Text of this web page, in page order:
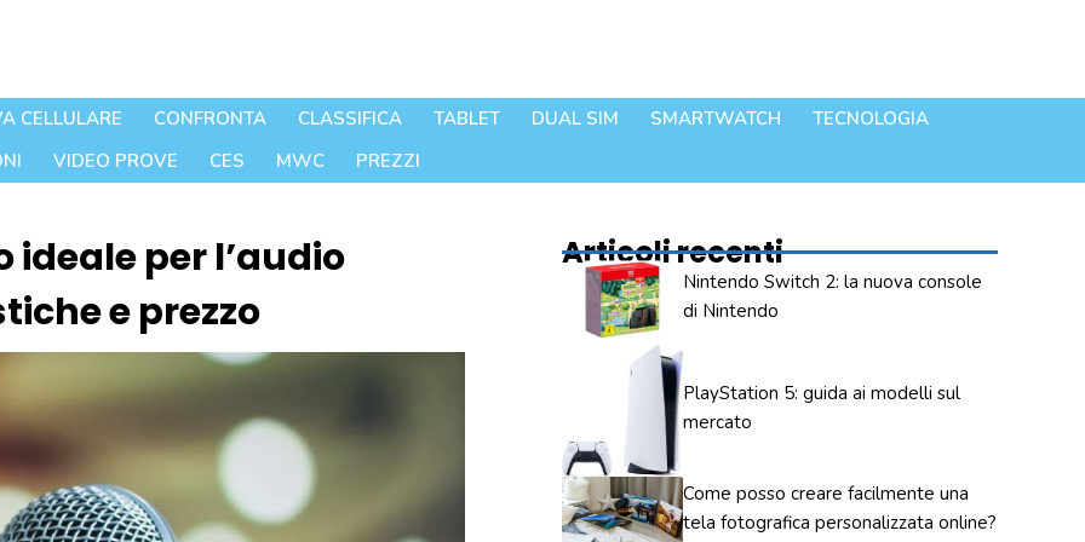
CELLULARE CONFRONTA CLASSIFICA TABLET DUAL SIM SMARTWATCH
TECNOLOGIA
VIDEO PROVE CES MWC PREZZI
per l’audio
e prezzo
Articoli recenti
Nintendo Switch 2: la nuova console
di Nintendo
PlayStation 5: guida ai modelli sul
mercato
Come posso creare facilmente una
tela fotografica personalizzata online?